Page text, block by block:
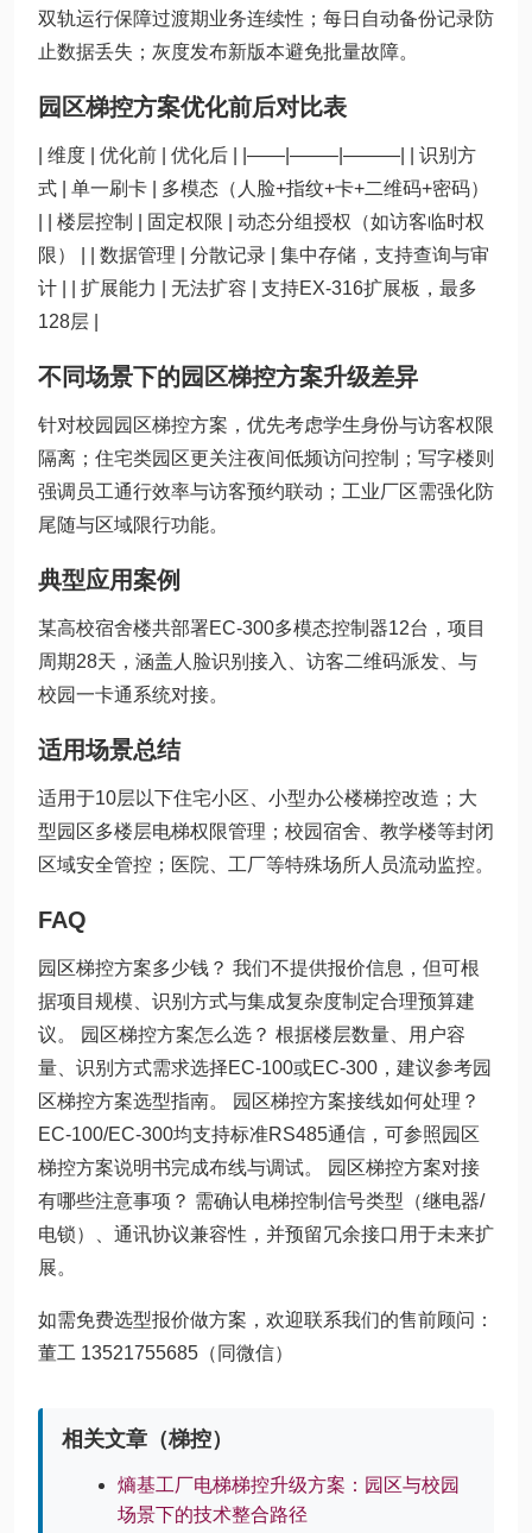
双轨运行保障过渡期业务连续性；每日自动备份记录防
止数据丢失；灰度发布新版本避免批量故障。
园区梯控方案优化前后对比表
| 维度 | 优化前 | 优化后 | |——|——–|———| | 识别方
式 | 单一刷卡 | 多模态（人脸+指纹+卡+二维码+密码）
| | 楼层控制 | 固定权限 | 动态分组授权（如访客临时权
限） | | 数据管理 | 分散记录 | 集中存储，支持查询与审
计 | | 扩展能力 | 无法扩容 | 支持EX-316扩展板，最多
128层 |
不同场景下的园区梯控方案升级差异
针对校园园区梯控方案，优先考虑学生身份与访客权限
隔离；住宅类园区更关注夜间低频访问控制；写字楼则
强调员工通行效率与访客预约联动；工业厂区需强化防
尾随与区域限行功能。
典型应用案例
某高校宿舍楼共部署EC-300多模态控制器12台，项目
周期28天，涵盖人脸识别接入、访客二维码派发、与
校园一卡通系统对接。
适用场景总结
适用于10层以下住宅小区、小型办公楼梯控改造；大
型园区多楼层电梯权限管理；校园宿舍、教学楼等封闭
区域安全管控；医院、工厂等特殊场所人员流动监控。
FAQ
园区梯控方案多少钱？ 我们不提供报价信息，但可根
据项目规模、识别方式与集成复杂度制定合理预算建
议。 园区梯控方案怎么选？ 根据楼层数量、用户容
量、识别方式需求选择EC-100或EC-300，建议参考园
区梯控方案选型指南。 园区梯控方案接线如何处理？
EC-100/EC-300均支持标准RS485通信，可参照园区
梯控方案说明书完成布线与调试。 园区梯控方案对接
有哪些注意事项？ 需确认电梯控制信号类型（继电器/
电锁）、通讯协议兼容性，并预留冗余接口用于未来扩
展。
如需免费选型报价做方案，欢迎联系我们的售前顾问：
董工 13521755685（同微信）
相关文章（梯控）
熵基工厂电梯梯控升级方案：园区与校园
场景下的技术整合路径